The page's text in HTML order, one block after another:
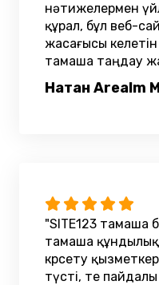
нәтижелермен
құрал, бұл веб-
жасағысы
тамаша таңдау
Натан Arealm
"SITE123 тамаша
тамаша
көрсету
түсті, өте